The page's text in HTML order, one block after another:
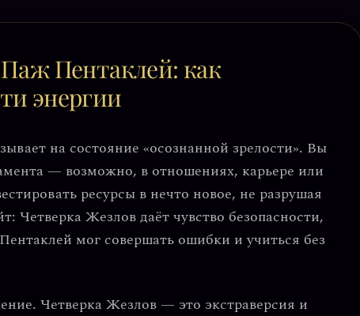
Пентаклей: как
энергии
на состояние «осознанной зрелости». Вы
— возможно, в отношениях, карьере или
ресурсы в нечто новое, не разрушая
Четверка Жезлов даёт чувство безопасности,
мог совершать ошибки и учиться без
Четверка Жезлов — это экстраверсия и